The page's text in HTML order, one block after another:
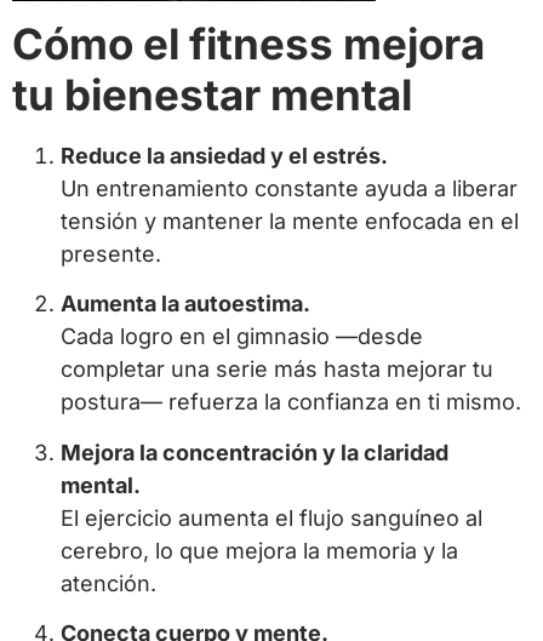
Cómo el fitness mejora
tu bienestar mental
Reduce la ansiedad y el estrés.
Un entrenamiento constante ayuda a liberar
tensión y mantener la mente enfocada en el
presente.
Aumenta la autoestima.
Cada logro en el gimnasio —desde
completar una serie más hasta mejorar tu
postura— refuerza la confianza en ti mismo.
Mejora la concentración y la claridad
mental.
El ejercicio aumenta el flujo sanguíneo al
cerebro, lo que mejora la memoria y la
atención.
Conecta cuerpo y mente.